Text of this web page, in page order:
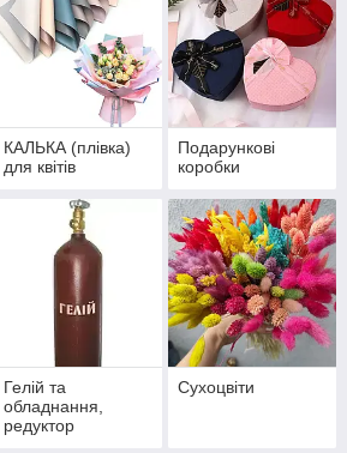
КАЛЬКА (плівка)
для квітів
Подарункові
коробки
Гелій та
обладнання,
редуктор
Сухоцвіти